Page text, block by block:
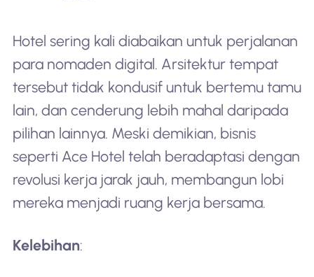
Hotel sering kali diabaikan untuk perjalanan
para nomaden digital. Arsitektur tempat
tersebut tidak kondusif untuk bertemu tamu
lain, dan cenderung lebih mahal daripada
pilihan lainnya. Meski demikian, bisnis
seperti Ace Hotel telah beradaptasi dengan
revolusi kerja jarak jauh, membangun lobi
mereka menjadi ruang kerja bersama.
Kelebihan: